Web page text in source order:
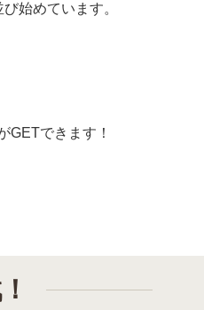
始めています。
GETできます！